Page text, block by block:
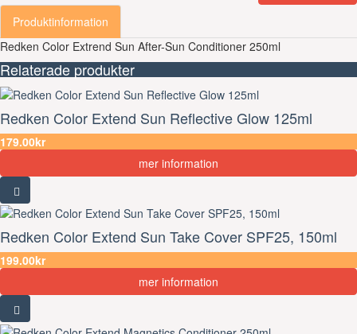
Produktinformation
Redken Color Extrend Sun After-Sun Conditioner 250ml
Relaterade produkter
Redken Color Extend Sun Reflective Glow 125ml
179.00kr
mer information
Redken Color Extend Sun Take Cover SPF25, 150ml
199.00kr
mer information